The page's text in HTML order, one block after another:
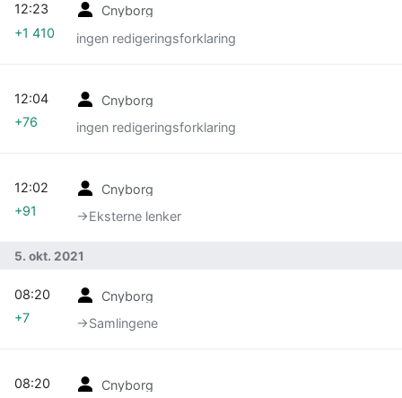
Cnyborg
ingen redigeringsforklaring
12:23
+1 410
Cnyborg
ingen redigeringsforklaring
12:04
+76
Cnyborg
→‎Eksterne lenker
12:02
+91
5. okt. 2021
Cnyborg
→‎Samlingene
08:20
+7
Cnyborg
08:20